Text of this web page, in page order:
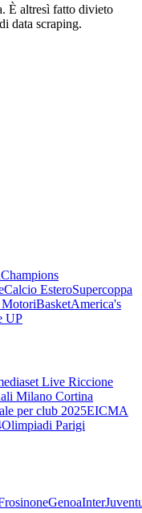
È altresì fatto divieto
data scraping.
Champions
Calcio EsteroSupercoppa
BasketAmerica's
UP
Live Riccione
Milano Cortina
per club 2025EICMA
Olimpiadi Parigi
GenoaInter